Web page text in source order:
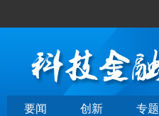
要闻 创新 专题